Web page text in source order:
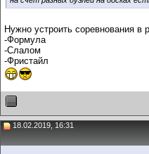
Нужно устроить соревнования в
-Формула
-Слалом
-Фристайл
18.02.2019, 16:31